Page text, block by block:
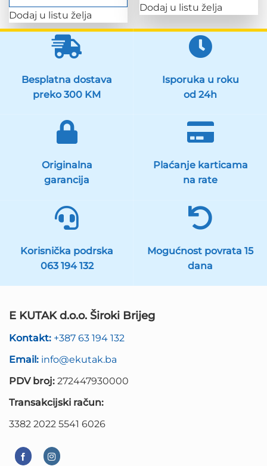
Dodaj u listu želja
Dodaj u listu želja
Besplatna dostava
preko 300 KM
Isporuka u roku
od 24h
Originalna
garancija
Plaćanje karticama
na rate
Korisnička podrska
063 194 132
Mogućnost povrata 15
dana
E KUTAK d.o.o. Široki Brijeg
Kontakt: +387 63 194 132
Email: info@ekutak.ba
PDV broj: 272447930000
Transakcijski račun:
3382 2022 5541 6026